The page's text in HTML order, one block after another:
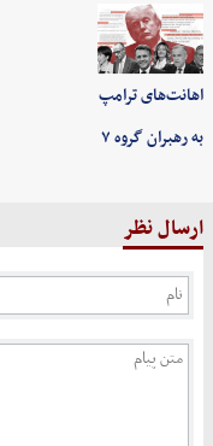
اهانت‌های ترامپ
به رهبران گروه ۷
ارسال نظر